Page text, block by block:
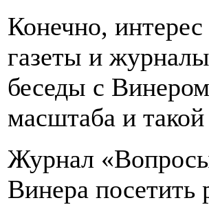
Конечно,
газеты и журналы
беседы с
масштаба и
Журнал
Винера посетить